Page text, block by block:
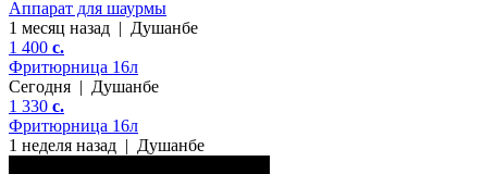
Аппарат для шаурмы
1 месяц назад | Душанбе
1 400 c.
Фритюрница 16л
Сегодня | Душанбе
1 330 c.
Фритюрница 16л
1 неделя назад | Душанбе